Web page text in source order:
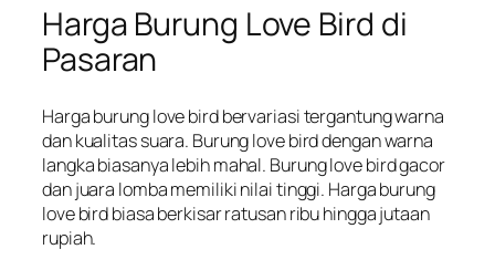
Harga Burung Love Bird di
Pasaran
Harga burung love bird bervariasi tergantung warna
dan kualitas suara. Burung love bird dengan warna
langka biasanya lebih mahal. Burung love bird gacor
dan juara lomba memiliki nilai tinggi. Harga burung
love bird biasa berkisar ratusan ribu hingga jutaan
rupiah.